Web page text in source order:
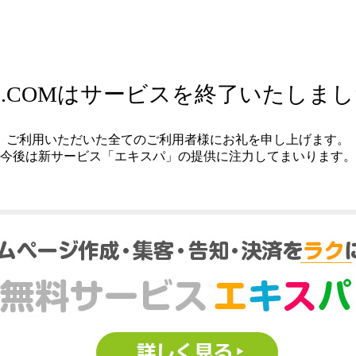
はサービスを終了いたしま
ご利用いただいた全てのご利用者様にお礼を申し上げます。
今後は新サービス「エキスパ」の提供に注力してまいります。